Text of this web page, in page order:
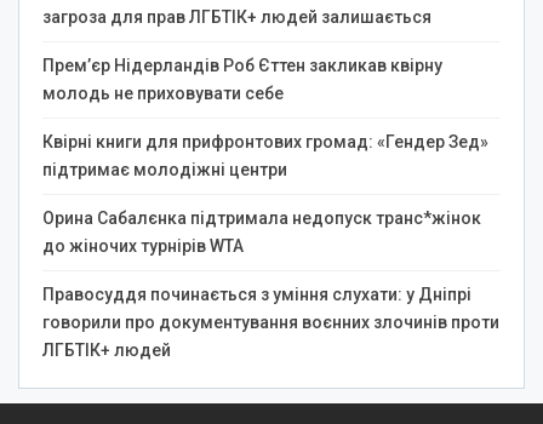
загроза для прав ЛГБТІК+ людей залишається
Прем’єр Нідерландів Роб Єттен закликав квірну
молодь не приховувати себе
Квірні книги для прифронтових громад: «Гендер Зед»
підтримає молодіжні центри
Орина Сабалєнка підтримала недопуск транс*жінок
до жіночих турнірів WTA
Правосуддя починається з уміння слухати: у Дніпрі
говорили про документування воєнних злочинів проти
ЛГБТІК+ людей